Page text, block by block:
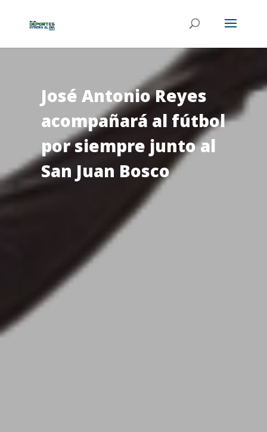
José Antonio Reyes
acompañará al fútbol
por siempre junto al
San Juan Bosco